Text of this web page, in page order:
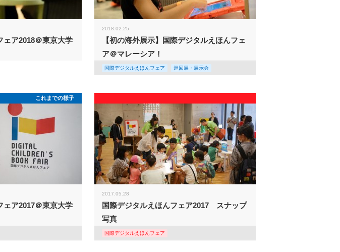
ェア2018＠東京大学
2018.02.25
【初の海外展示】国際デジタルえほんフェ
ア＠マレーシア！
国際デジタルえほんフェア 巡回展・展示会
これまでの様子
ェア2017＠東京大学
2017.05.28
国際デジタルえほんフェア2017 スナップ
写真
国際デジタルえほんフェア